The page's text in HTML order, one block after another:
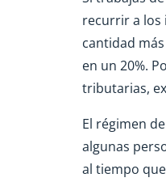
recurrir a los
cantidad
en un 20%.
tributarias,
El régimen
algunas
al tiempo